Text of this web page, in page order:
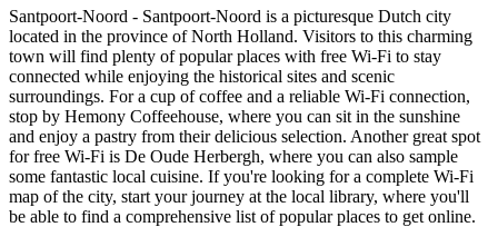
Santpoort-Noord - Santpoort-Noord is a picturesque Dutch city
located in the province of North Holland. Visitors to this charming
town will find plenty of popular places with free Wi-Fi to stay
connected while enjoying the historical sites and scenic
surroundings. For a cup of coffee and a reliable Wi-Fi connection,
stop by Hemony Coffeehouse, where you can sit in the sunshine
and enjoy a pastry from their delicious selection. Another great spot
for free Wi-Fi is De Oude Herbergh, where you can also sample
some fantastic local cuisine. If you're looking for a complete Wi-Fi
map of the city, start your journey at the local library, where you'll
be able to find a comprehensive list of popular places to get online.